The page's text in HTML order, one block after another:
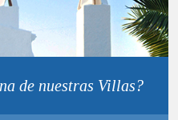
de nuestras Villas?